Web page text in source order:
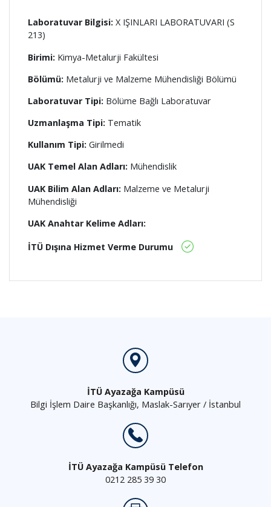
Laboratuvar Bilgisi: X IŞINLARI LABORATUVARI (S
213)
Birimi: Kimya-Metalurji Fakültesi
Bölümü: Metalurji ve Malzeme Mühendisliği Bölümü
Laboratuvar Tipi: Bölüme Bağlı Laboratuvar
Uzmanlaşma Tipi: Tematik
Kullanım Tipi: Girilmedi
UAK Temel Alan Adları: Mühendislik
UAK Bilim Alan Adları: Malzeme ve Metalurji
Mühendisliği
UAK Anahtar Kelime Adları:
İTÜ Dışına Hizmet Verme Durumu
İTÜ Ayazağa Kampüsü
Bilgi İşlem Daire Başkanlığı, Maslak-Sarıyer / İstanbul
İTÜ Ayazağa Kampüsü Telefon
0212 285 39 30